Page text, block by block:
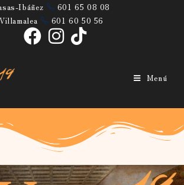
Ibáñez
601 65 08 08
Villamalea
601 60 50 56
Menú
DaVinci19